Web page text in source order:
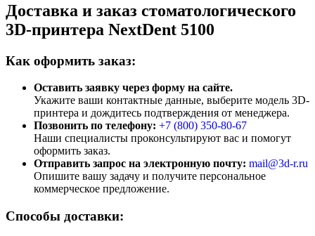
Доставка и заказ стоматологического
3D-принтера NextDent 5100
Как оформить заказ:
Оставить заявку через форму на сайте.
Укажите ваши контактные данные, выберите модель 3D-
принтера и дождитесь подтверждения от менеджера.
Позвонить по телефону: +7 (800) 350-80-67
Наши специалисты проконсультируют вас и помогут
оформить заказ.
Отправить запрос на электронную почту: mail@3d-r.ru
Опишите вашу задачу и получите персональное
коммерческое предложение.
Способы доставки: